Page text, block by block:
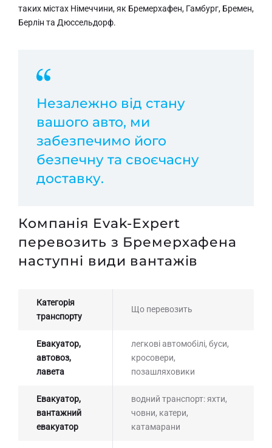
таких містах Німеччини, як Бремерхафен, Гамбург, Бремен,
Берлін та Дюссельдорф.
Незалежно від стану
вашого авто, ми
забезпечимо його
безпечну та своєчасну
доставку.
Компанія Evak-Expert
перевозить з Бремерхафена
наступні види вантажів
Категорія
транспорту
Що перевозить
Евакуатор,
автовоз,
лавета
легкові автомобілі, буси,
кросовери,
позашляховики
Евакуатор,
вантажний
евакуатор
водний транспорт: яхти,
човни, катери,
катамарани